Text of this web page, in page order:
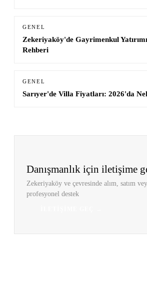
GENEL
Zekeriyaköy'de Gayrimenkul
Rehberi
GENEL
Sarıyer'de Villa Fiyatları: 2026'da
Danışmanlık için iletişime
Zekeriyaköy ve çevresinde alım, satım
profesyonel destek